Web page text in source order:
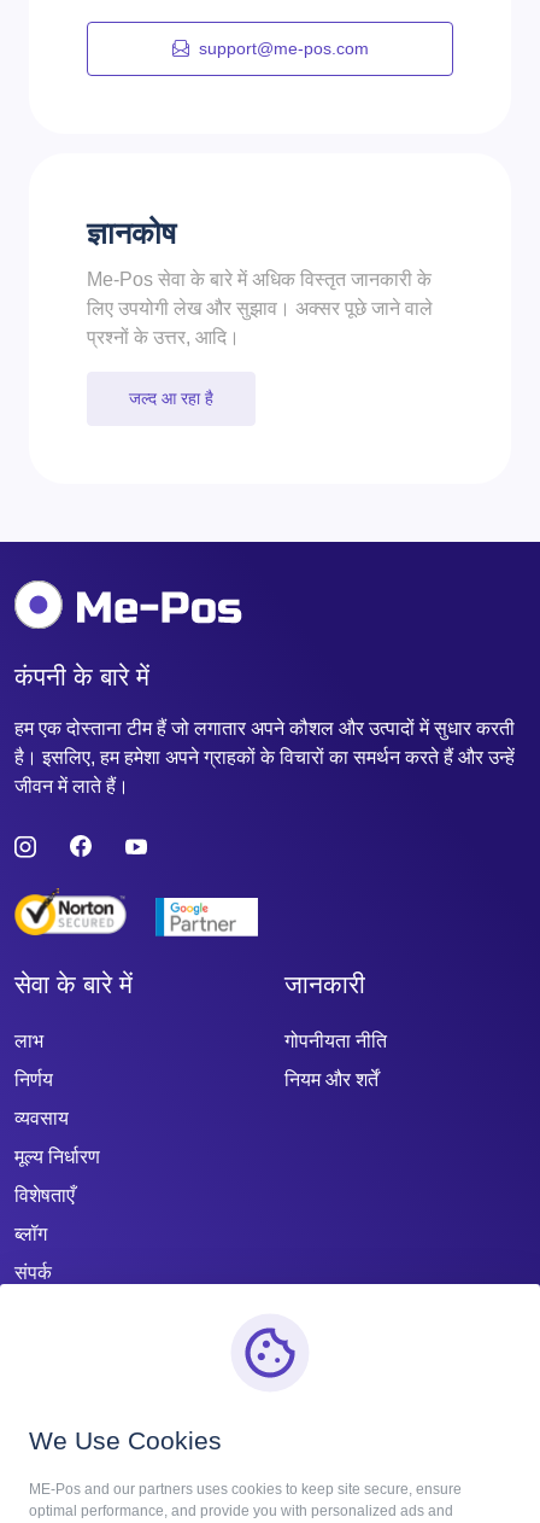
support@me-pos.com
ज्ञानकोष
Me-Pos सेवा के बारे में अधिक विस्तृत जानकारी के
लिए उपयोगी लेख और सुझाव। अक्सर पूछे जाने वाले
प्रश्नों के उत्तर, आदि।
जल्द आ रहा है
कंपनी के बारे में
हम एक दोस्ताना टीम हैं जो लगातार अपने कौशल और उत्पादों में सुधार करती
है। इसलिए, हम हमेशा अपने ग्राहकों के विचारों का समर्थन करते हैं और उन्हें
जीवन में लाते हैं।
सेवा के बारे में
लाभ
निर्णय
व्यवसाय
मूल्य निर्धारण
विशेषताएँ
ब्लॉग
संपर्क
जानकारी
गोपनीयता नीति
नियम और शर्तें
We Use Cookies
ME-Pos and our partners uses cookies to keep site secure, ensure
optimal performance, and provide you with personalized ads and